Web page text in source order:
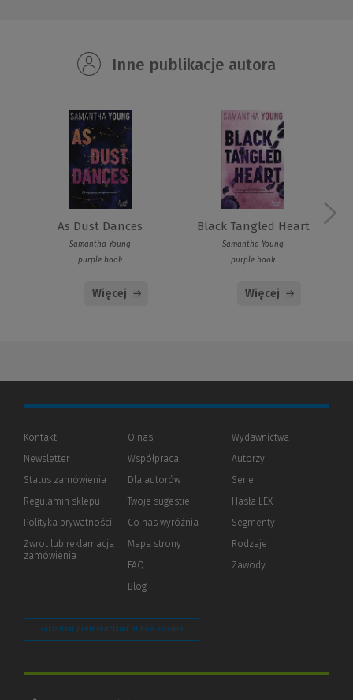
Inne publikacje autora
As Dust Dances
Samantha Young
purple book
Więcej
Black Tangled Heart
Samantha Young
purple book
Więcej
Kontakt
Newsletter
Status zamówienia
Regulamin sklepu
Polityka prywatności (Nowe
(Link
innej
Zwrot lub reklamacja
zamówienia
O nas
Współpraca
Dla autorów(Nowe
(Link
innej
strony)
Twoje sugestie
Co nas wyróżnia
Mapa strony
FAQ
Blog
Wydawnictwa
Autorzy
Serie
Hasła LEX
Segmenty
Rodzaje
Zawody
Zarządzaj preferencjami plików cookie